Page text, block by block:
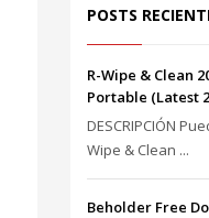
SHOWROOM
POSTS
R-Wipe & Clean
Portable (Latest
DESCRIPCIÓN
Wipe & Clean ...
Beholder Free